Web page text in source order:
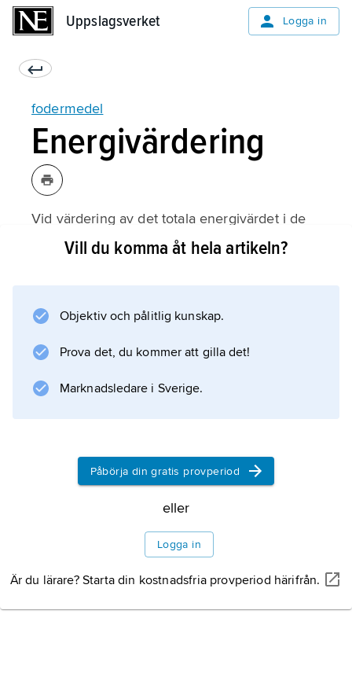
Uppslagsverket Logga in
fodermedel
Energivärdering
Vid värdering av det totala energivärdet i de
organiska beståndsdelarna skiljer man mellan
Information om artikeln
Vill du komma åt hela artikeln?
Objektiv och pålitlig kunskap.
Prova det, du kommer att gilla det!
Marknadsledare i Sverige.
Påbörja din gratis provperiod
eller
Logga in
Är du lärare? Starta din kostnadsfria provperiod härifrån.